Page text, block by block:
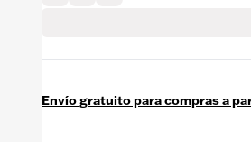
Envío gratuito para compras a